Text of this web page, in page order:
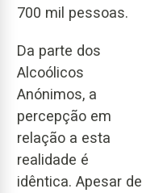
700 mil pessoas.
Da parte dos
Alcoólicos
Anónimos, a
percepção em
relação a esta
realidade é
idêntica. Apesar de